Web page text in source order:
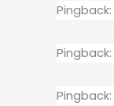
Pingback:
Pingback:
Pingback: